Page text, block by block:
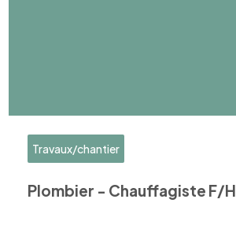
Travaux/chantier
Plombier - Chauffagiste F/H